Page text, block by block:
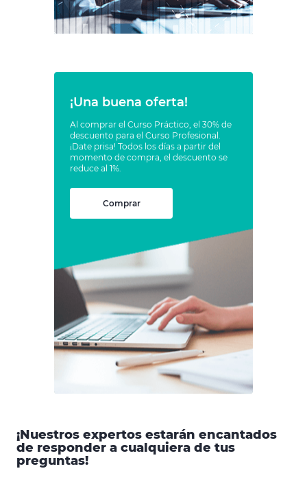
¡Una buena oferta!
Al comprar el Curso Práctico, el 30% de
descuento para el Curso Profesional.
¡Date prisa! Todos los días a partir del
momento de compra, el descuento se
reduce al 1%.
Comprar
¡Nuestros expertos estarán encantados
de responder a cualquiera de tus
preguntas!